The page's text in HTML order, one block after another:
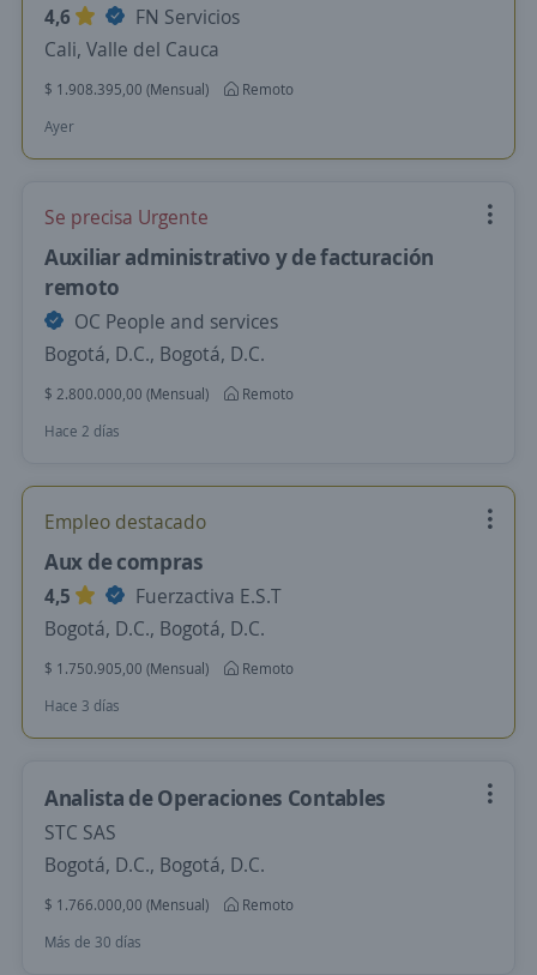
4,6
FN Servicios
Cali, Valle del Cauca
$ 1.908.395,00 (Mensual)
Remoto
Ayer
Se precisa Urgente
Auxiliar administrativo y de facturación
remoto
OC People and services
Bogotá, D.C., Bogotá, D.C.
$ 2.800.000,00 (Mensual)
Remoto
Hace 2 días
Empleo destacado
Aux de compras
4,5
Fuerzactiva E.S.T
Bogotá, D.C., Bogotá, D.C.
$ 1.750.905,00 (Mensual)
Remoto
Hace 3 días
Analista de Operaciones Contables
STC SAS
Bogotá, D.C., Bogotá, D.C.
$ 1.766.000,00 (Mensual)
Remoto
Más de 30 días